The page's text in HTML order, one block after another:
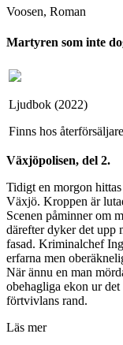
Voosen, Roman
Martyren som inte
Ljudbok (2022)
Finns hos återförsäljare
Växjöpolisen, del 2.
Tidigt en morgon
Växjö. Kroppen är
Scenen påminner om
därefter dyker det upp
fasad. Kriminalchef
erfarna men
När ännu en man
obehagliga ekon ur
förtvivlans rand.
Läs mer